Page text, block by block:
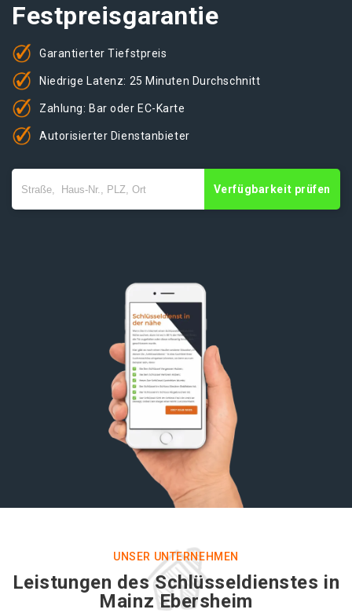
Festpreisgarantie
Garantierter Tiefstpreis
Niedrige Latenz: 25 Minuten Durchschnitt
Zahlung: Bar oder EC-Karte
Autorisierter Dienstanbieter
Verfügbarkeit prüfen
UNSER UNTERNEHMEN
Leistungen des Schlüsseldienstes in
Mainz Ebersheim